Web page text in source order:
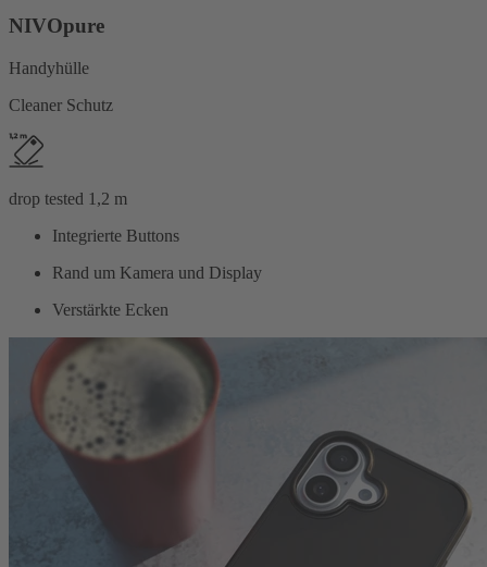
NIVOpure
Handyhülle
Cleaner Schutz
drop tested 1,2 m
Integrierte Buttons
Rand um Kamera und Display
Verstärkte Ecken